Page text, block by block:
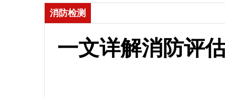
消防检测
一文详解消防评